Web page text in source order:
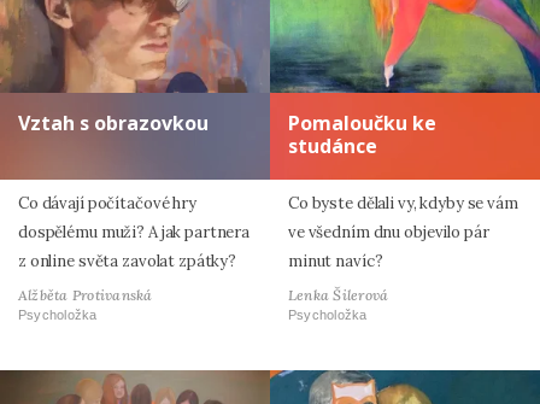
Vztah s obrazovkou
Co dávají počítačové hry
dospělému muži? A jak partnera
z online světa zavolat zpátky?
Alžběta Protivanská
Psycholožka
Pomaloučku ke
studánce
Co byste dělali vy, kdyby se vám
ve všedním dnu objevilo pár
minut navíc?
Lenka Šilerová
Psycholožka